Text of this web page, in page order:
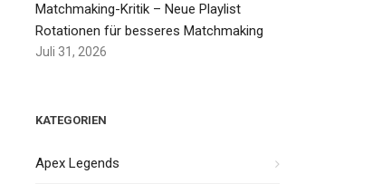
Matchmaking-Kritik – Neue Playlist
Rotationen für besseres Matchmaking
Juli 31, 2026
KATEGORIEN
Apex Legends